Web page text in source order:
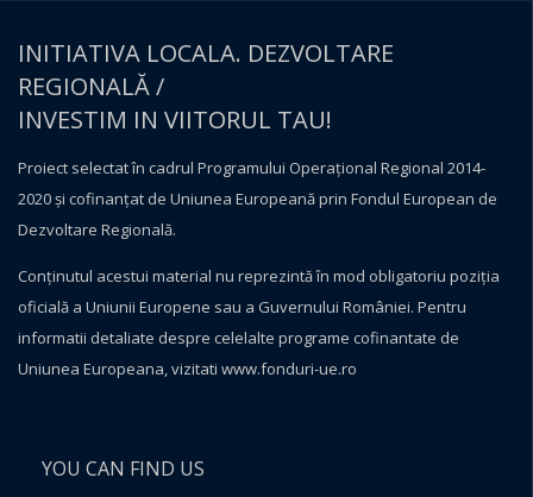
INITIATIVA LOCALA. DEZVOLTARE
REGIONALĂ /
INVESTIM IN VIITORUL TAU!
Proiect selectat în cadrul Programului Operațional Regional 2014-
2020 și cofinanțat de Uniunea Europeană prin Fondul European de
Dezvoltare Regională.
Conţinutul acestui material nu reprezintă în mod obligatoriu poziţia
oficială a Uniunii Europene sau a Guvernului României. Pentru
informatii detaliate despre celelalte programe cofinantate de
Uniunea Europeana, vizitati www.fonduri-ue.ro
YOU CAN FIND US